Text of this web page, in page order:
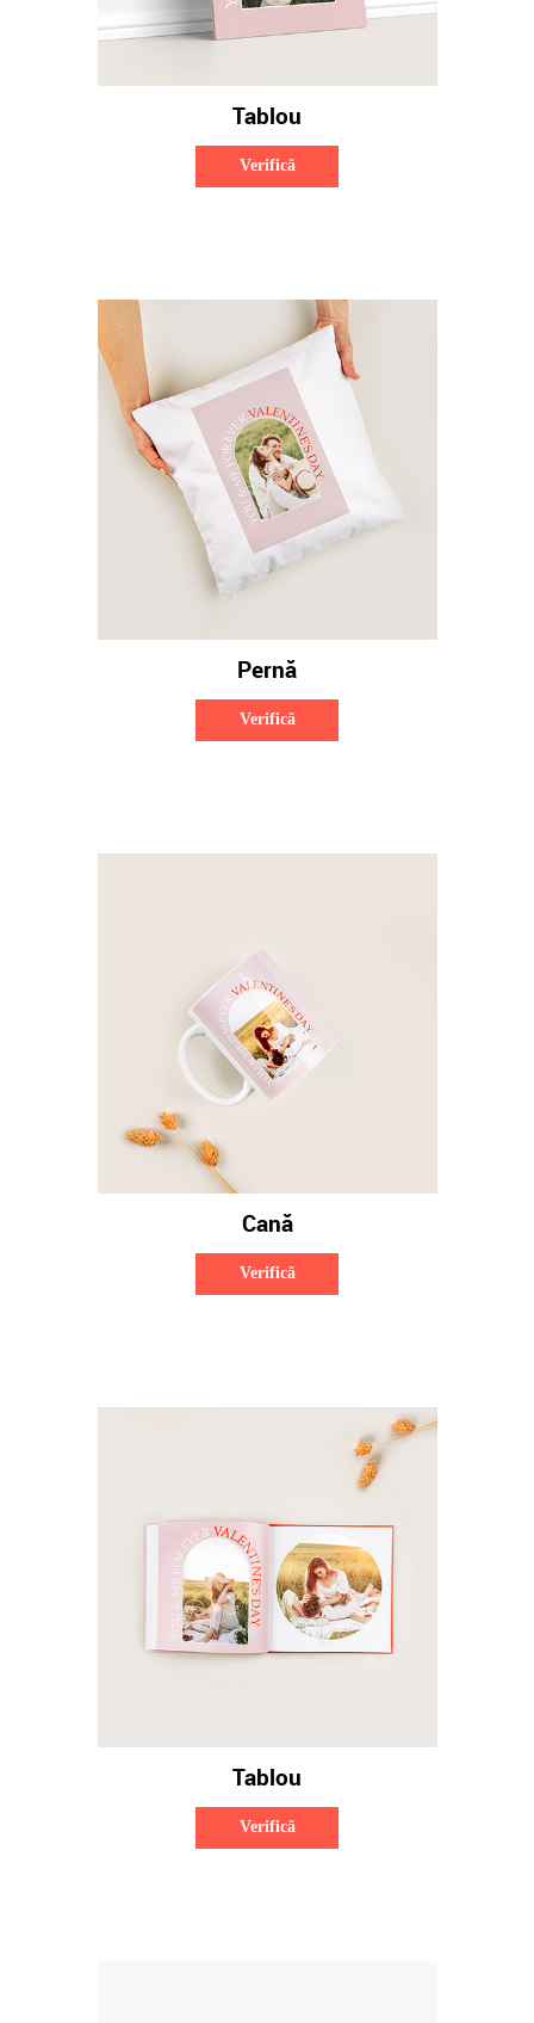
Tablou
Verifică
Pernă
Verifică
Cană
Verifică
Tablou
Verifică